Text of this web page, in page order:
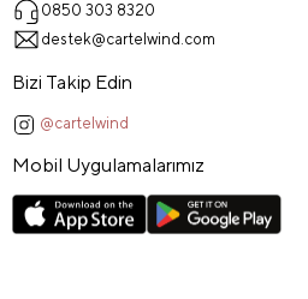
0850 303 8320
destek@cartelwind.com
Bizi Takip Edin
@cartelwind
Mobil Uygulamalarımız